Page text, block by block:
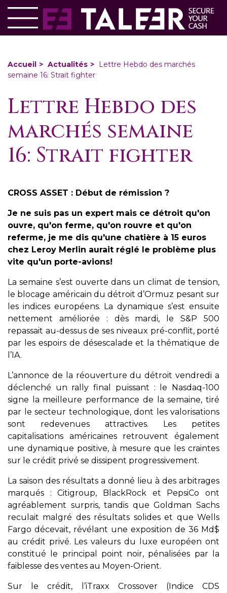
Aller
au
contenu
You
are
here
Accueil Actualités
Lettre Hebdo des marchés
semaine 16: Strait fighter
Lettre Hebdo des
marchés semaine
16: Strait fighter
CROSS ASSET : Début de rémission ?
Je ne suis pas un expert mais ce détroit qu'on
ouvre, qu'on ferme, qu'on rouvre et qu'on
referme, je me dis qu'une chatière à 15 euros
chez Leroy Merlin aurait réglé le problème plus
vite qu'un porte-avions!
La semaine s’est ouverte dans un climat de tension,
le blocage américain du détroit d’Ormuz pesant sur
les indices européens. La dynamique s’est ensuite
nettement améliorée : dès mardi, le S&P 500
repassait au-dessus de ses niveaux pré-conflit, porté
par les espoirs de désescalade et la thématique de
l’IA.
L’annonce de la réouverture du détroit vendredi a
déclenché un rally final puissant : le Nasdaq-100
signe la meilleure performance de la semaine, tiré
par le secteur technologique, dont les valorisations
sont redevenues attractives. Les petites
capitalisations américaines retrouvent également
une dynamique positive, à mesure que les craintes
sur le crédit privé se dissipent progressivement.
La saison des résultats a donné lieu à des arbitrages
marqués : Citigroup, BlackRock et PepsiCo ont
agréablement surpris, tandis que Goldman Sachs
reculait malgré des résultats solides et que Wells
Fargo décevait, révélant une exposition de 36 Md$
au crédit privé. Les valeurs du luxe européen ont
constitué le principal point noir, pénalisées par la
faiblesse des ventes au Moyen-Orient.
Sur le crédit, l’iTraxx Crossover (Indice CDS
Panneau de gestion des cookies